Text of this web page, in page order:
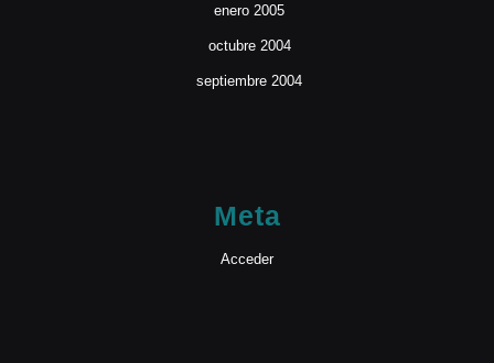
enero 2005
octubre 2004
septiembre 2004
Meta
Acceder